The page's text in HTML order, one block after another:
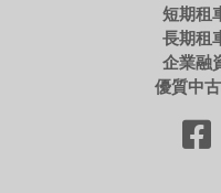
短期租
長期租
企業融
優質中